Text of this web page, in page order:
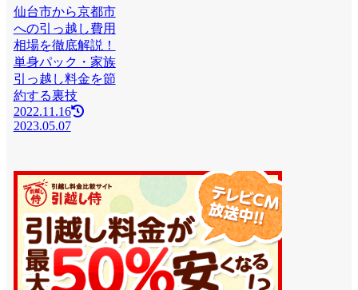
仙台市から京都市
への引っ越し費用
相場を徹底解説！
単身パック・家族
引っ越し料金を節
約する裏技
2022.11.16
2023.05.07